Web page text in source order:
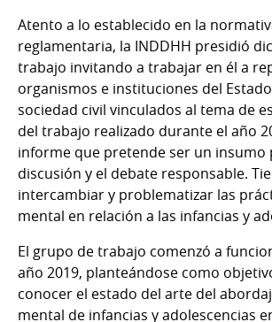
Atento a lo establecido en la
reglamentaria, la INDDHH presidió
trabajo invitando a trabajar en él a
organismos e instituciones del
sociedad civil vinculados al tema de
del trabajo realizado durante el año
informe que pretende ser un insumo
discusión y el debate responsable.
intercambiar y problematizar las
mental en relación a las infancias y
El grupo de trabajo comenzó a
año 2019, planteándose como
conocer el estado del arte del
mental de infancias y adolescencias